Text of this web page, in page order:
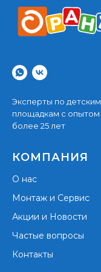
Эксперты по детским
площадкам с опытом
более 25 лет
КОМПАНИЯ
О нас
Монтаж и Сервис
Акции и Новости
Частые вопросы
Контакты